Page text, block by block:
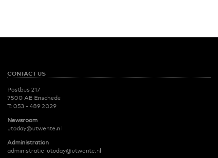
CONTACT US
Postbus 217
7500 AE Enschede
T: 053 - 489 2029
Newsroom
utoday@utwente.nl
Administration
administratie-utoday@utwente.nl